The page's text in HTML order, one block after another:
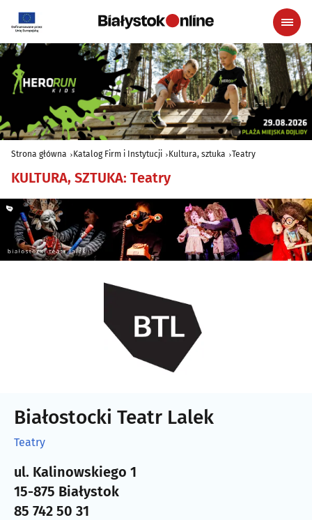
Strona główna Katalog Firm i Instytucji Kultura, sztuka Teatry
KULTURA, SZTUKA: Teatry
Białostocki Teatr Lalek
Teatry
ul. Kalinowskiego 1
15-875 Białystok
85 742 50 31